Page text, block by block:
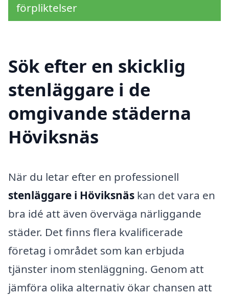
förpliktelser
Sök efter en skicklig
stenläggare i de
omgivande städerna
Höviksnäs
När du letar efter en professionell
stenläggare i Höviksnäs kan det vara en
bra idé att även överväga närliggande
städer. Det finns flera kvalificerade
företag i området som kan erbjuda
tjänster inom stenläggning. Genom att
jämföra olika alternativ ökar chansen att